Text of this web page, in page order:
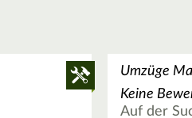
Umzüge
Keine
Auf der